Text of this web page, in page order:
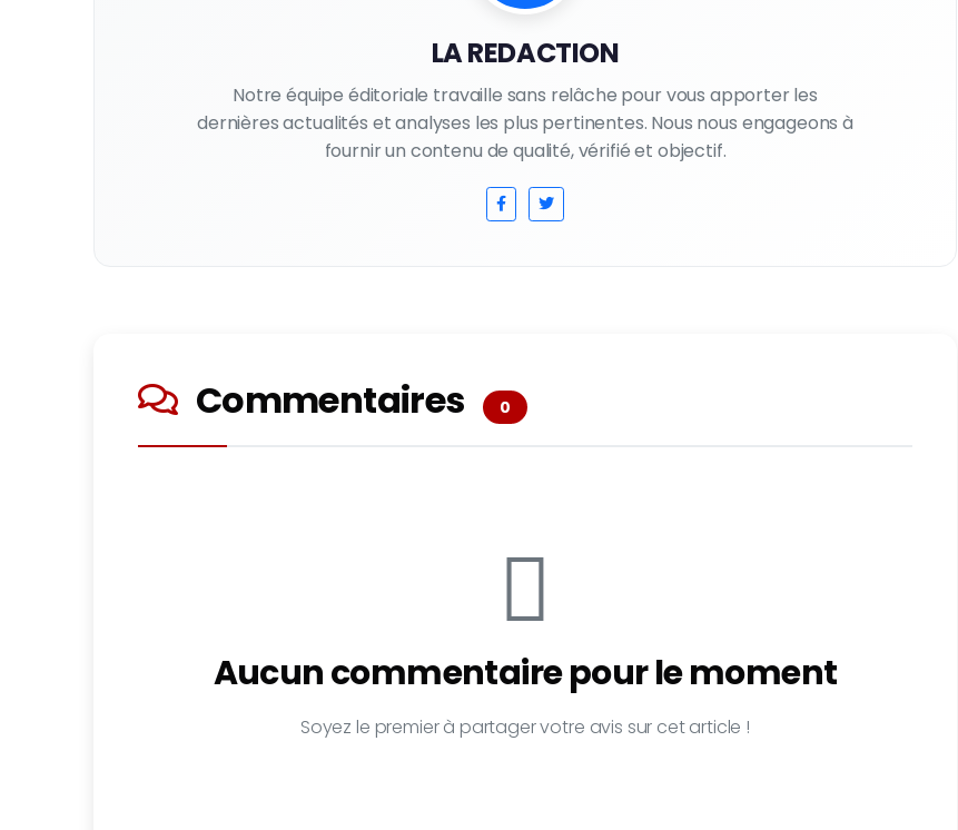
LA REDACTION
Notre équipe éditoriale travaille sans relâche pour vous apporter les
dernières actualités et analyses les plus pertinentes. Nous nous engageons à
fournir un contenu de qualité, vérifié et objectif.
Commentaires 0
Aucun commentaire pour le moment
Soyez le premier à partager votre avis sur cet article !